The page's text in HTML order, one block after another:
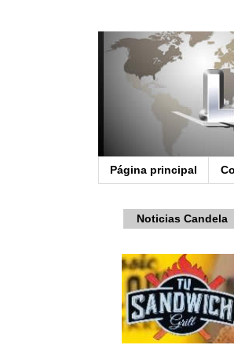
Página principal
Noticias Candela